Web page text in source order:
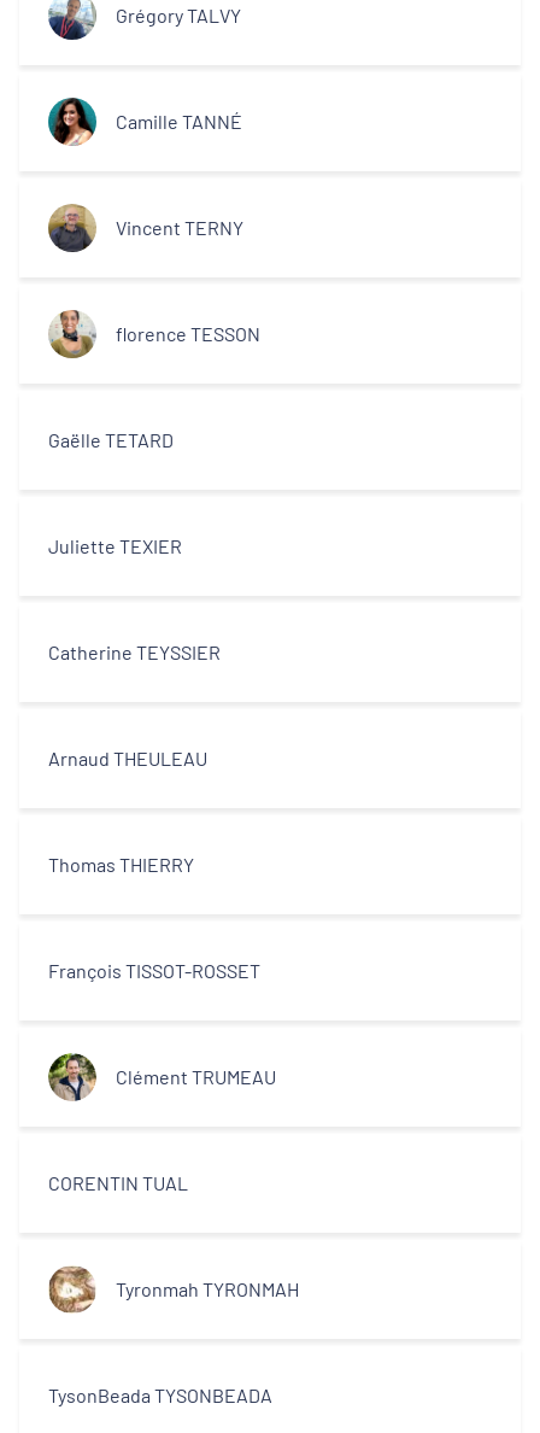
Grégory TALVY
Camille TANNÉ
Vincent TERNY
florence TESSON
Gaëlle TETARD
Juliette TEXIER
Catherine TEYSSIER
Arnaud THEULEAU
Thomas THIERRY
François TISSOT-ROSSET
Clément TRUMEAU
CORENTIN TUAL
Tyronmah TYRONMAH
TysonBeada TYSONBEADA